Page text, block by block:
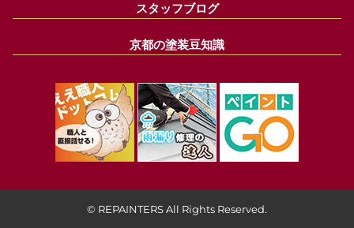
スタッフブログ
京都の塗装豆知識
© REPAINTERS All Rights Reserved.